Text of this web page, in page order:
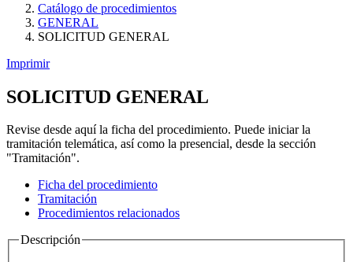
Catálogo de procedimientos
GENERAL
SOLICITUD GENERAL
Imprimir
SOLICITUD GENERAL
Revise desde aquí la ficha del procedimiento. Puede iniciar la
tramitación telemática, así como la presencial, desde la sección
"Tramitación".
Ficha del procedimiento
Tramitación
Procedimientos relacionados
Descripción